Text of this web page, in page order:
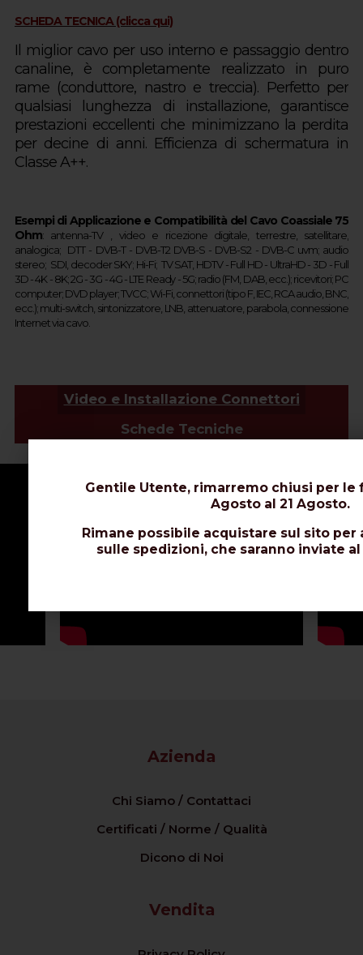
SCHEDA TECNICA (clicca qui)
Il miglior cavo per uso interno e passaggio dentro
canaline, è completamente realizzato in puro
rame (conduttore, nastro e treccia). Perfetto per
qualsiasi lunghezza di installazione, garantisce
prestazioni eccellenti che minimizzano la perdita
per decine di anni. Efficienza di schermatura in
Classe A++.
Esempi di Applicazione e Compatibilità del Cavo Coassiale 75
Ohm: antenna-TV , video e ricezione digitale, terrestre, satellitare,
analogica; DTT - DVB-T - DVB-T2 DVB-S - DVB-S2 - DVB-C uvm; audio
stereo; SDI, decoder SKY; Hi-Fi; TV SAT, HDTV - Full HD - UltraHD - 3D - Full
3D - 4K - 8K; 2G - 3G - 4G - LTE Ready -5G;radio (FM, DAB, ecc.); ricevitori; PC
computer; DVD player; TVCC; Wi-Fi, connettori (tipo F, IEC, RCA audio, BNC,
ecc.); multi-switch, sintonizzatore, LNB, attenuatore, parabola, connessione
Internet via cavo.
Video e Installazione Connettori
Schede Tecniche
Azienda
Chi Siamo / Contattaci
Certificati / Norme / Qualità
Dicono di Noi
Vendita
Gentile Utente, rimarremo chiusi per le
Agosto al 21 Agosto.
Rimane possibile acquistare sul sito
sulle spedizioni, che saranno inviate